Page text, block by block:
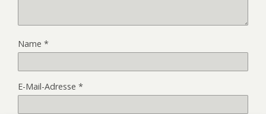
Name *
E-Mail-Adresse *